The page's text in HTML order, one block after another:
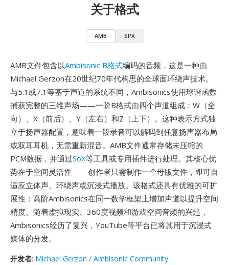
关于格式
AMB SPX
AMB文件包含以Ambisonic B格式编码的音频，这是一种由
Michael Gerzon在20世纪70年代构思的全球面环绕声技术。
与5.1或7.1等基于声道的系统不同，Ambisonics使用球谐函数
捕获完整的三维声场——一阶B格式由四个声道组成：W（全
向）、X（前后）、Y（左右）和Z（上下）。这种表示方式独
立于扬声器配置，意味着一段录音可以解码到任意扬声器布局
或双耳耳机，无需重新混音。AMB文件通常存储未压缩的
PCM数据，并通过SoX等工具或专用插件进行处理。其核心优
势在于空间灵活性——创作者只需制作一个母版文件，即可自
适应立体声、环绕声或沉浸式播放。该格式还具有优雅的可扩
展性：高阶Ambisonics在同一数学框架上增加声道以提升空间
精度。随着虚拟现实、360度视频和游戏空间音频的兴起，
Ambisonics经历了复兴，YouTube等平台已将其用于沉浸式
媒体的分发。
开发者: Michael Gerzon / Ambisonic Community